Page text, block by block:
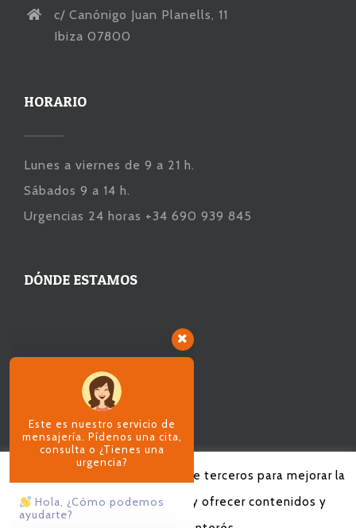
c/ Canónigo Juan Planells, 11
Ibiza 07800
HORARIO
Lunes a viernes de 9 a 21 h.
Sábados 9 a 14 h.
Urgencias 24 horas +34 690 939 845
DÓNDE ESTAMOS
Utilizamos cookies propias y de terceros para mejorar la
experiencia de navegación y ofrecer contenidos y
Este es nuestro servicio de
mensajería. Pídenos una cita,
consulta o ¿Tienes una
urgencia?
ayudarte?